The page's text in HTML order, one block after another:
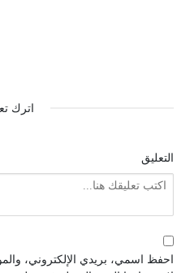
اترك
التعليق
احفظ اسمي، بريدي الإلكتروني،